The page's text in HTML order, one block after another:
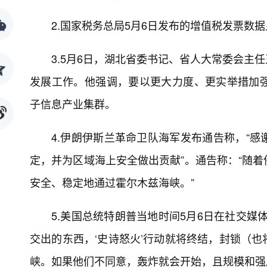
2.国家税务总局5月6日发布的增值税发票数
3.5月6日，湖北省委书记、省人大常委会主
发展工作。他强调，要以更大力度、更实举措
子信息产业集群。
4.伊朗伊斯兰革命卫队海军发布通告称，“
定，并为区域海上安全做出贡献”。通告称：“随
安全、稳定地通过霍尔木兹海峡。”
5.美国总统特朗普当地时间5月6日在社交媒
交出的东西，‘史诗怒火’行动就将终结，封锁（
峡。如果他们不同意，轰炸就会开始，且规模和